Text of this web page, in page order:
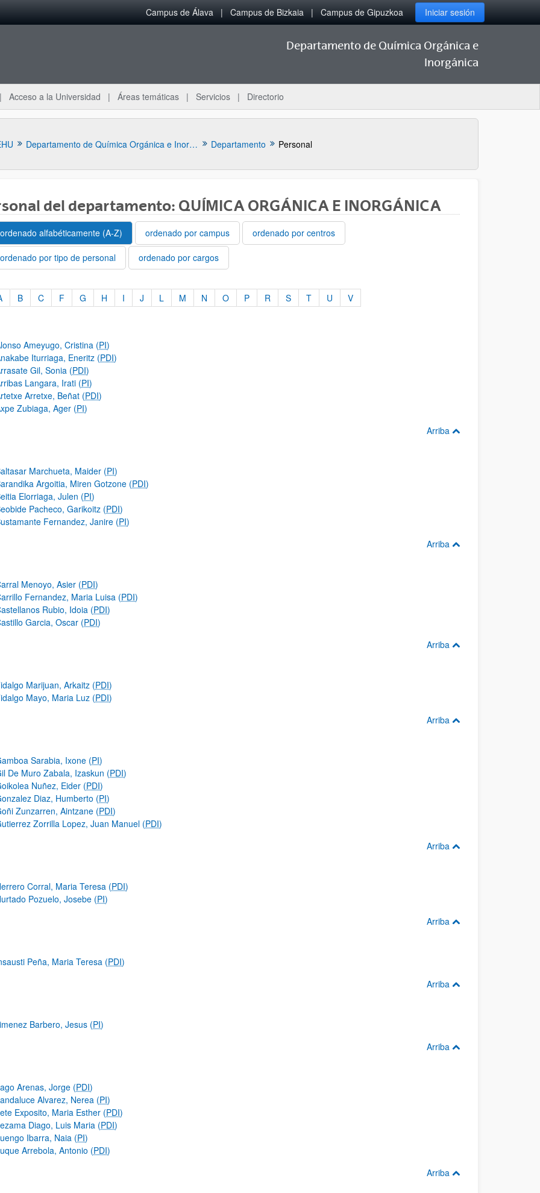
Campus de Álava Campus de Bizkaia Campus de Gipuzkoa Iniciar sesión
Departamento de Química Orgánica e
Inorgánica
Acceso a la Universidad Áreas temáticas Servicios Directorio
Departamento de Química Orgánica e Inorgánica Departamento Personal
subpáginas
subpáginas
subpáginas
del departamento: QUÍMICA ORGÁNICA E INORGÁNICA
ordenado alfabéticamente (A-Z) ordenado por campus ordenado por centros
ordenado por tipo de personal ordenado por cargos
alfabéticamente (A-Z)
B C F G H I J L M N O P R S T U V
Ameyugo, Cristina (PI)
Iturriaga, Eneritz (PDI)
Gil, Sonia (PDI)
Langara, Irati (PI)
Arretxe, Beñat (PDI)
Zubiaga, Ager (PI)
Arriba
Marchueta, Maider (PI)
Argoitia, Miren Gotzone (PDI)
Elorriaga, Julen (PI)
Pacheco, Garikoitz (PDI)
Fernandez, Janire (PI)
Arriba
Menoyo, Asier (PDI)
Fernandez, Maria Luisa (PDI)
Rubio, Idoia (PDI)
Garcia, Oscar (PDI)
Arriba
Marijuan, Arkaitz (PDI)
Mayo, Maria Luz (PDI)
Arriba
Sarabia, Ixone (PI)
De Muro Zabala, Izaskun (PDI)
Nuñez, Eider (PDI)
Diaz, Humberto (PI)
Zunzarren, Aintzane (PDI)
Zorrilla Lopez, Juan Manuel (PDI)
Arriba
Corral, Maria Teresa (PDI)
Pozuelo, Josebe (PI)
Arriba
Peña, Maria Teresa (PDI)
Arriba
Barbero, Jesus (PI)
Arriba
Arenas, Jorge (PDI)
Alvarez, Nerea (PI)
Exposito, Maria Esther (PDI)
Diago, Luis Maria (PDI)
Ibarra, Naia (PI)
Arrebola, Antonio (PDI)
Arriba